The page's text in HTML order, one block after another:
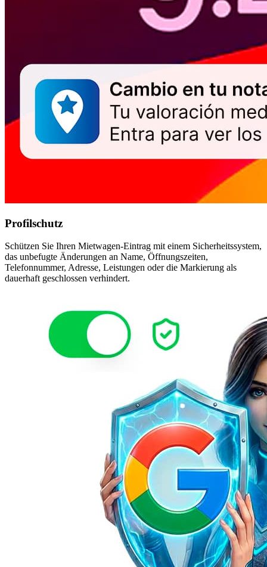
Profilschutz
Schützen Sie Ihren Mietwagen-Eintrag mit einem Sicherheitssystem,
das unbefugte Änderungen an Name, Öffnungszeiten,
Telefonnummer, Adresse, Leistungen oder die Markierung als
dauerhaft geschlossen verhindert.